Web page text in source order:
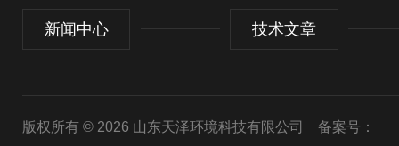
新闻中心 技术文章
版权所有 © 2026 山东天泽环境科技有限公司 备案号：